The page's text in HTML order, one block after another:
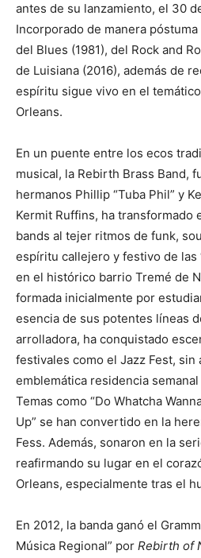
antes de su lanzamiento, el 30
Incorporado de manera
del Blues (1981), del Rock and
de Luisiana (2016), además de
espíritu sigue vivo en el
Orleans.
En un puente entre los ecos
musical, la Rebirth Brass Band,
hermanos Phillip “Tuba Phil” y
Kermit Ruffins, ha transformado
bands al tejer ritmos de funk,
espíritu callejero y festivo de las
en el histórico barrio Tremé de
formada inicialmente por
esencia de sus potentes líneas
arrolladora, ha conquistado
festivales como el Jazz Fest, sin
emblemática residencia
Temas como “Do Whatcha
Up” se han convertido en la
Fess. Además, sonaron en la
reafirmando su lugar en el
Orleans, especialmente tras el
En 2012, la banda ganó el
Música Regional” por Rebirth of